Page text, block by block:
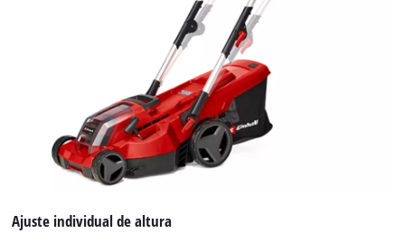
Ajuste individual de altura